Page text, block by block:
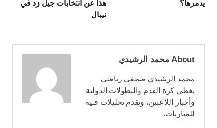
هذا عن انتخابات جيل زد في
نيبال
يدمرها؟
About محمد الرشيدي
محمد الرشيدي صحفي رياضي
يغطي كرة القدم والبطولات الدولية
وأخبار اللاعبين، ويقدم تحليلات فنية
للمباريات.